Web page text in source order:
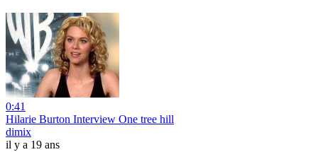
0:41
Hilarie Burton Interview One tree hill
dimix
il y a 19 ans